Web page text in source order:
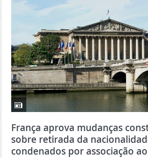
França aprova mudanças
sobre retirada da
condenados por associação